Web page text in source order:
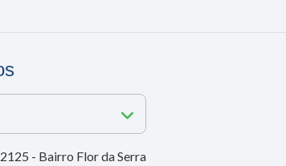
- Bairro Flor da Serra